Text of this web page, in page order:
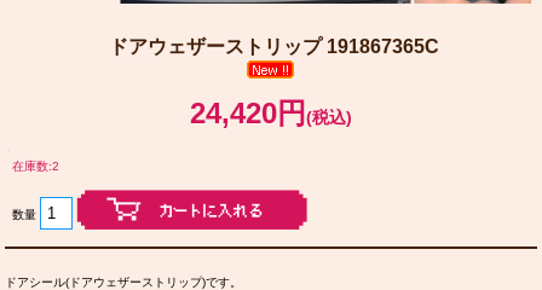
ドアウェザーストリップ 191867365C
24,420円 (税込)
在庫数:2
数量
ドアシール(ドアウェザーストリップ)です。